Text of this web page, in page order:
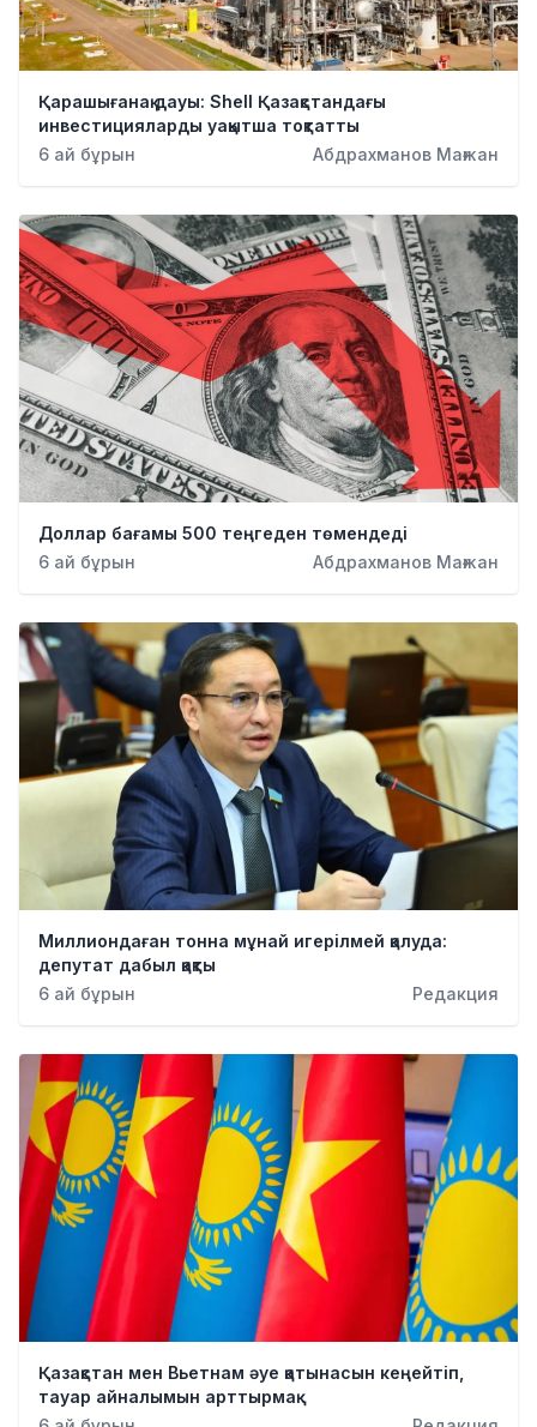
Қарашығанақ дауы: Shell Қазақстандағы
инвестицияларды уақытша тоқтатты
6 ай бұрын
Абдрахманов Мағжан
Доллар бағамы 500 теңгеден төмендеді
6 ай бұрын
Абдрахманов Мағжан
Миллиондаған тонна мұнай игерілмей қалуда:
депутат дабыл қақты
6 ай бұрын
Редакция
Қазақстан мен Вьетнам әуе қатынасын кеңейтіп,
тауар айналымын арттырмақ